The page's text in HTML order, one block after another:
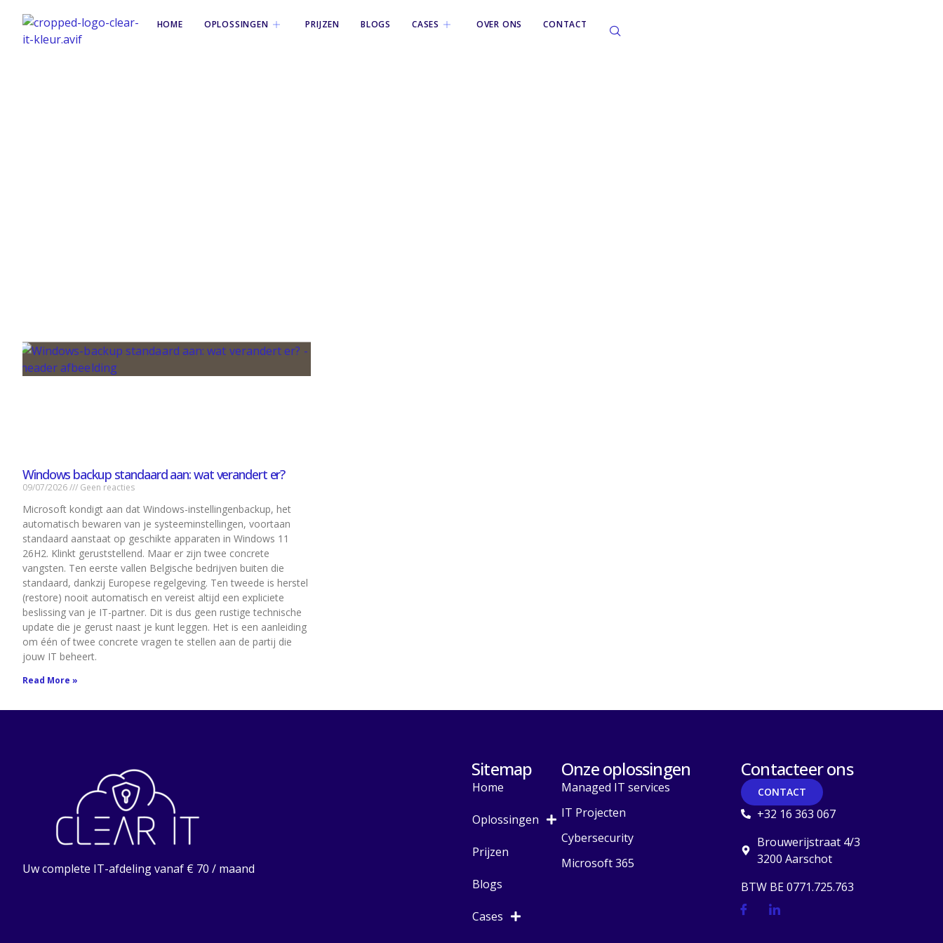
HOME OPLOSSINGEN PRIJZEN BLOGS CASES OVER ONS CONTACT
Windows backup standaard aan: wat verandert er?
09/07/2026 Geen reacties
Microsoft kondigt aan dat Windows-instellingenbackup, het
automatisch bewaren van je systeeminstellingen, voortaan
standaard aanstaat op geschikte apparaten in Windows 11
26H2. Klinkt geruststellend. Maar er zijn twee concrete
vangsten. Ten eerste vallen Belgische bedrijven buiten die
standaard, dankzij Europese regelgeving. Ten tweede is herstel
(restore) nooit automatisch en vereist altijd een expliciete
beslissing van je IT-partner. Dit is dus geen rustige technische
update die je gerust naast je kunt leggen. Het is een aanleiding
om één of twee concrete vragen te stellen aan de partij die
jouw IT beheert.
Read More »
Uw complete IT-afdeling vanaf € 70 / maand
Sitemap
Home
Oplossingen
Prijzen
Blogs
Cases
Onze oplossingen
Managed IT services
IT Projecten
Cybersecurity
Microsoft 365
Contacteer ons
CONTACT
+32 16 363 067
Brouwerijstraat 4/3
3200 Aarschot
BTW BE 0771.725.763